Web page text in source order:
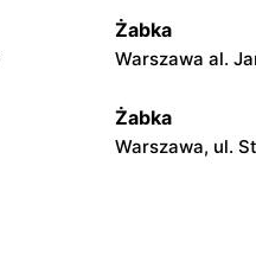
Żabka
Warszawa al.
Żabka
Warszawa, ul.